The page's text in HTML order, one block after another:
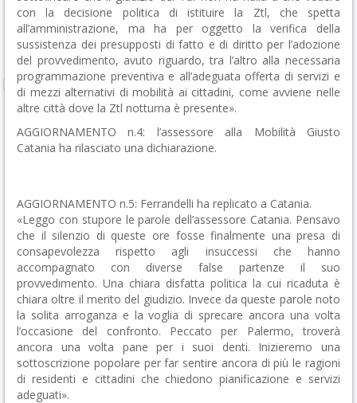
con la decisione politica di istituire la Ztl, che spetta
all’amministrazione, ma ha per oggetto la verifica della
sussistenza dei presupposti di fatto e di diritto per l’adozione
del provvedimento, avuto riguardo, tra l’altro alla necessaria
programmazione preventiva e all’adeguata offerta di servizi e
di mezzi alternativi di mobilità ai cittadini, come avviene nelle
altre città dove la Ztl notturna è presente».
AGGIORNAMENTO n.4: l’assessore alla Mobilità Giusto
Catania ha rilasciato una dichiarazione.
AGGIORNAMENTO n.5: Ferrandelli ha replicato a Catania.
«Leggo con stupore le parole dell’assessore Catania. Pensavo
che il silenzio di queste ore fosse finalmente una presa di
consapevolezza rispetto agli insuccessi che hanno
accompagnato con diverse false partenze il suo
provvedimento. Una chiara disfatta politica la cui ricaduta è
chiara oltre il merito del giudizio. Invece da queste parole noto
la solita arroganza e la voglia di sprecare ancora una volta
l’occasione del confronto. Peccato per Palermo, troverà
ancora una volta pane per i suoi denti. Inizieremo una
sottoscrizione popolare per far sentire ancora di più le ragioni
di residenti e cittadini che chiedono pianificazione e servizi
adeguati».